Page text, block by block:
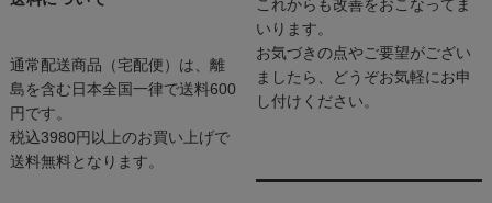
通常配送商品（宅配便）は、離
島を含む日本全国一律で送料600
円です。
税込3980円以上のお買い上げで
送料無料となります。
これからも改善をおこなってま
いります。
お気づきの点やご要望がござい
ましたら、どうぞお気軽にお申
し付けください。